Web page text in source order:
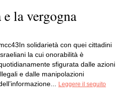
la vergogna
solidarietà con quei cittadini
la cui onorabilità è
sfigurata dalle azioni
e dalle manipolazioni
Leggere il seguito